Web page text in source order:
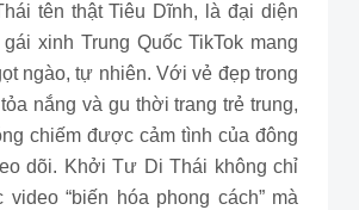
tên thật Tiêu Dĩnh, là đại diện
xinh Trung Quốc TikTok mang
ngào, tự nhiên. Với vẻ đẹp trong
nắng và gu thời trang trẻ trung,
chiếm được cảm tình của đông
dõi. Khởi Tư Di Thái không chỉ
“biến hóa phong cách” mà